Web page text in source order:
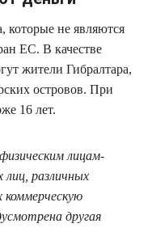
не являются
ЕС. В качестве
жители Гибралтара,
островов. При
16 лет.
лицам-
лиц, различных
коммерческую
другая